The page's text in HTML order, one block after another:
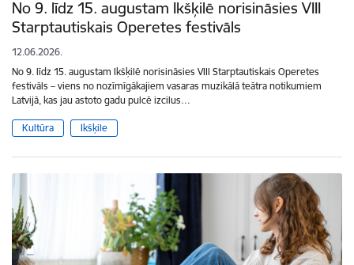
No 9. līdz 15. augustam Ikšķilē norisināsies VIII
Starptautiskais Operetes festivāls
12.06.2026.
No 9. līdz 15. augustam Ikšķilē norisināsies VIII Starptautiskais Operetes
festivāls – viens no nozīmīgākajiem vasaras muzikālā teātra notikumiem
Latvijā, kas jau astoto gadu pulcē izcilus…
Kultūra Ikšķile